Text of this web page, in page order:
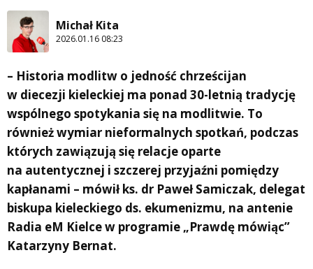
Michał Kita
2026.01.16 08:23
– Historia modlitw o jedność chrześcijan
w diecezji kieleckiej ma ponad 30-letnią tradycję
wspólnego spotykania się na modlitwie. To
również wymiar nieformalnych spotkań, podczas
których zawiązują się relacje oparte
na autentycznej i szczerej przyjaźni pomiędzy
kapłanami – mówił ks. dr Paweł Samiczak, delegat
biskupa kieleckiego ds. ekumenizmu, na antenie
Radia eM Kielce w programie „Prawdę mówiąc”
Katarzyny Bernat.